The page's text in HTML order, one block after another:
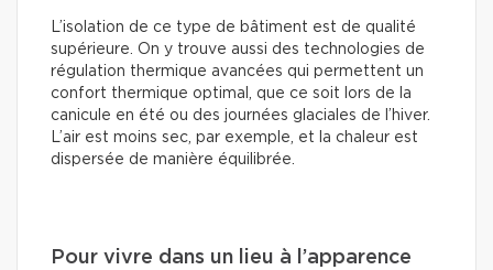
L’isolation de ce type de bâtiment est de qualité
supérieure. On y trouve aussi des technologies de
régulation thermique avancées qui permettent un
confort thermique optimal, que ce soit lors de la
canicule en été ou des journées glaciales de l’hiver.
L’air est moins sec, par exemple, et la chaleur est
dispersée de manière équilibrée.
Pour vivre dans un lieu à l’apparence